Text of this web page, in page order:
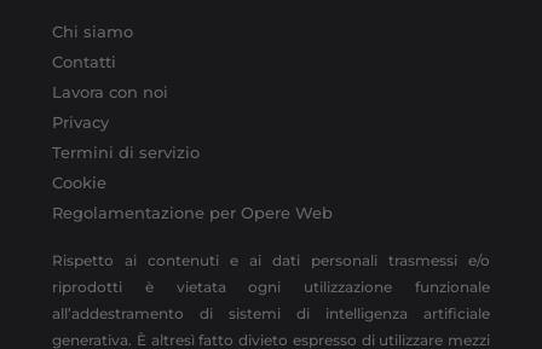
Chi siamo
Contatti
Lavora con noi
Privacy
Termini di servizio
Cookie
Regolamentazione per Opere Web
Rispetto ai contenuti e ai dati personali trasmessi e/o
riprodotti è vietata ogni utilizzazione funzionale
all’addestramento di sistemi di intelligenza artificiale
generativa. È altresì fatto divieto espresso di utilizzare mezzi